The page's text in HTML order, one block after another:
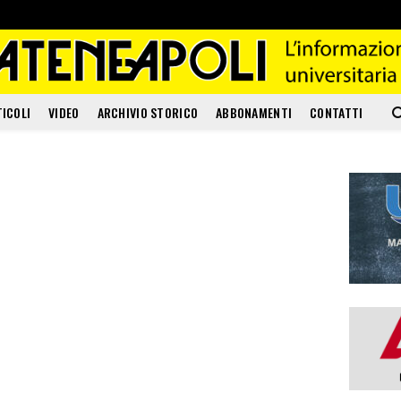
VIDEO ARCHIVIO STORICO ABBONAMENTI CONTATTI